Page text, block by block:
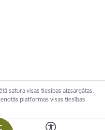
satura visas tiesības aizsargātas.
platformas visas tiesības